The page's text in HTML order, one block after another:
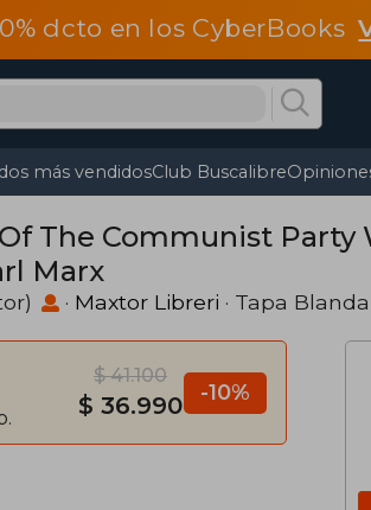
dcto en los CyberBooks
más vendidosClub Buscalibre
The Communist Party
Marx
· Maxtor Libreri · Tapa Blanda
$ 41.100
$ 36.990 -10%